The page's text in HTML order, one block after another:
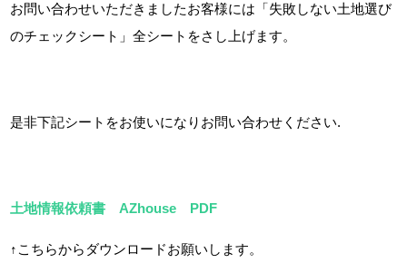
お問い合わせいただきましたお客様には「失敗しない土地選び
のチェックシート」全シートをさし上げます。
是非下記シートをお使いになりお問い合わせください.
土地情報依頼書 AZhouse PDF
↑こちらからダウンロードお願いします。